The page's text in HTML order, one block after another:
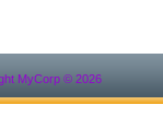
MyCorp © 2026